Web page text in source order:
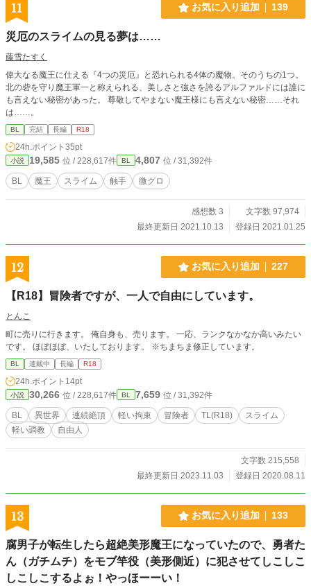
11 お気に入り追加 139
災厄のスライムの見る夢は……
藤雪たすく
偉大なる魔王に仕える『4つの災厄』と恐れられる4体の魔物。そのうちの1つ。
北の砦を守り魔王軍一と称えられる、美しさと強さを誇るアルファルドには誰に
も言えない秘密があった。 尊敬してやまない魔王様にも言えない秘密……それ
は……。
BL 完結 長編 R18
24h.ポイント 35pt
小説 19,585 位 / 228,617件 BL 4,807 位 / 31,392件
BL 魔王 スライム 触手 微グロ
感想数 3
文字数 97,974
最終更新日 2021.10.13
登録日 2021.01.25
12 お気に入り追加 227
【R18】冒険者ですが、一人で自由にしています。
とんこ
町に売りに行きます。 俺自身も、売ります。 一応、ランクなかなか高いみたい
です。 ほぼほぼ、いたしております。 ※ちまちま修正しています。
BL 連載中 長編 R18
24h.ポイント 14pt
小説 30,266 位 / 228,617件 BL 7,659 位 / 31,392件
BL 異世界 連続絶頂 軽い拘束 冒険者 TL(R18)
スライム
軽い調教
自由人
文字数 215,558
最終更新日 2023.11.03
登録日 2020.08.11
13 お気に入り追加 133
腐男子が転生したら超絶美形魔王になっていたので、勇者た
ん（ガチムチ）をモブ竿役（美形側近）に犯させてしこしこ
しこしこするよぉ！やっほーーい！